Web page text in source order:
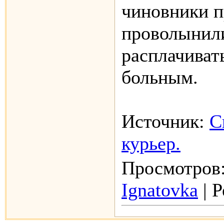
чиновники
больным.
Источник:
курьер.
Ignatovka |